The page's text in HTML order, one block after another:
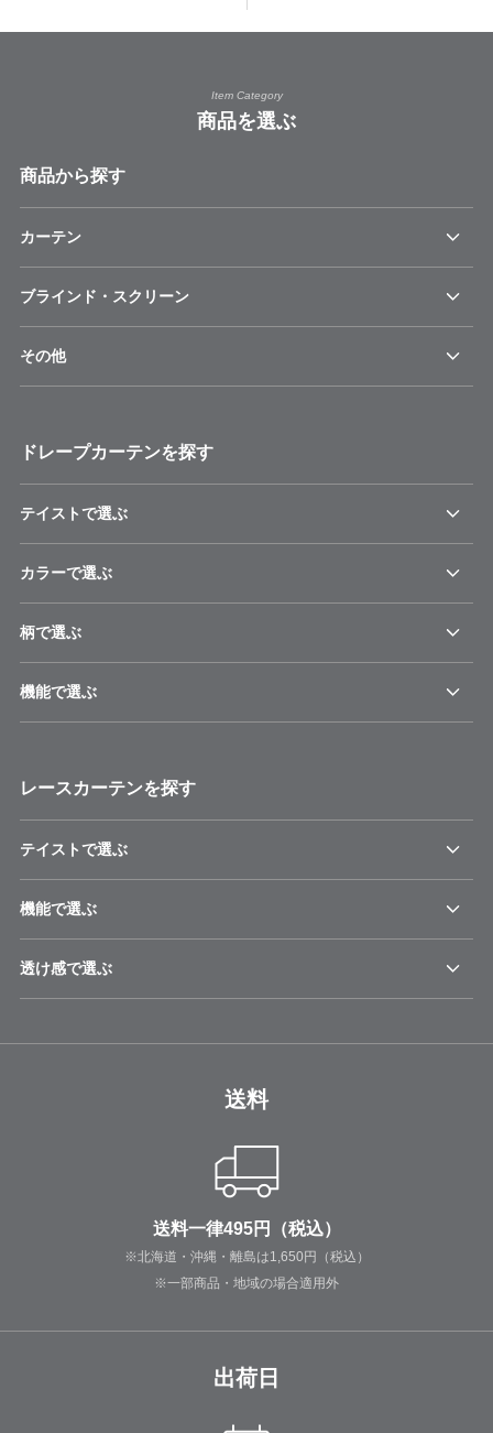
Item Category
商品を選ぶ
商品から探す
カーテン
ブラインド・スクリーン
その他
ドレープカーテンを探す
テイストで選ぶ
カラーで選ぶ
柄で選ぶ
機能で選ぶ
レースカーテンを探す
テイストで選ぶ
機能で選ぶ
透け感で選ぶ
送料
送料一律495円（税込）
※北海道・沖縄・離島は1,650円（税込）
※一部商品・地域の場合適用外
出荷日